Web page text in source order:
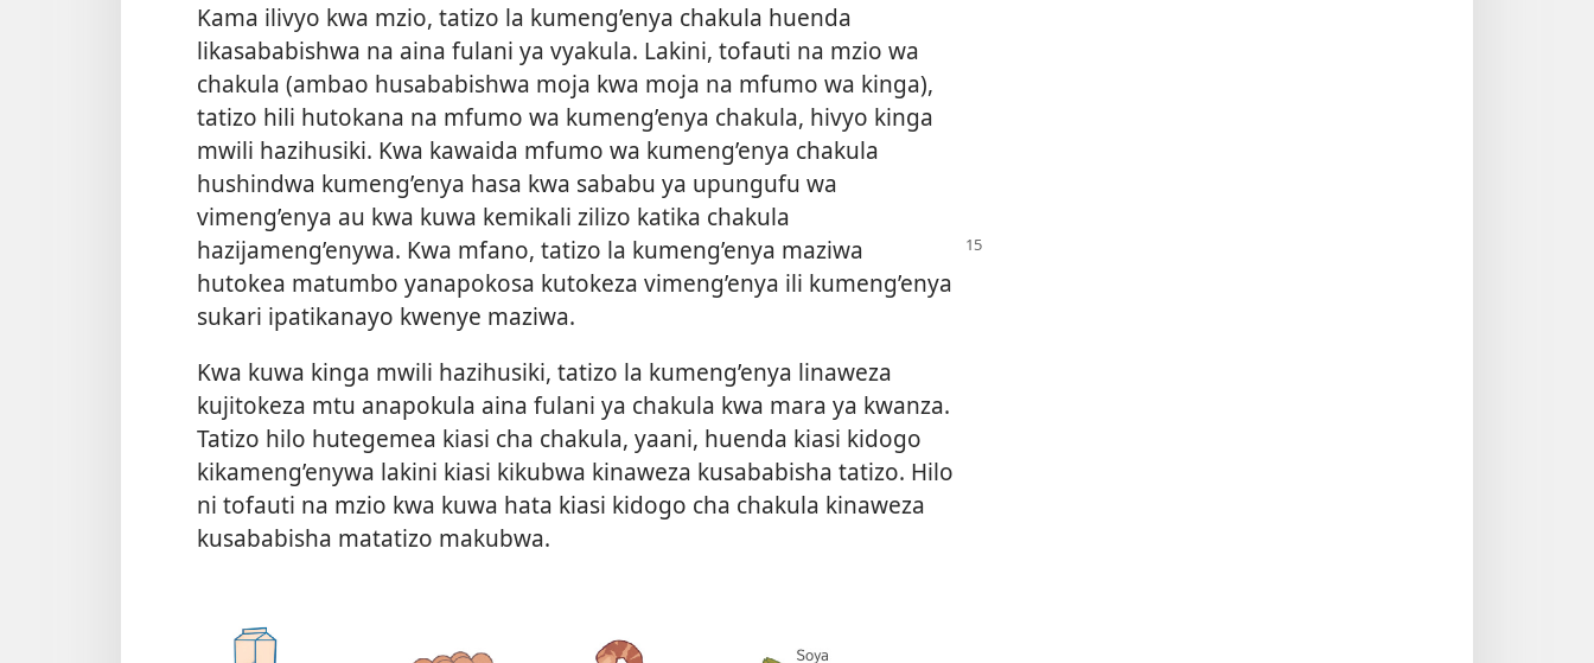
Kama ilivyo kwa mzio, tatizo la kumeng’enya chakula huenda
likasababishwa na aina fulani ya vyakula. Lakini, tofauti na mzio wa
chakula (ambao husababishwa moja kwa moja na mfumo wa kinga),
tatizo hili hutokana na mfumo wa kumeng’enya chakula, hivyo kinga
mwili hazihusiki. Kwa kawaida mfumo wa kumeng’enya chakula
hushindwa kumeng’enya hasa kwa sababu ya upungufu wa
vimeng’enya au kwa kuwa kemikali zilizo katika chakula
hazijameng’enywa. Kwa mfano, tatizo la kumeng’enya maziwa
hutokea matumbo yanapokosa kutokeza vimeng’enya ili kumeng’enya
sukari ipatikanayo kwenye maziwa.
Kwa kuwa kinga mwili hazihusiki, tatizo la kumeng’enya linaweza
kujitokeza mtu anapokula aina fulani ya chakula kwa mara ya kwanza.
Tatizo hilo hutegemea kiasi cha chakula, yaani, huenda kiasi kidogo
kikameng’enywa lakini kiasi kikubwa kinaweza kusababisha tatizo. Hilo
ni tofauti na mzio kwa kuwa hata kiasi kidogo cha chakula kinaweza
kusababisha matatizo makubwa.